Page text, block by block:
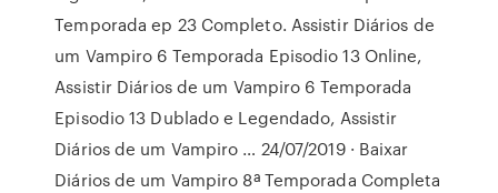
Temporada ep 23 Completo. Assistir Diários de
um Vampiro 6 Temporada Episodio 13 Online,
Assistir Diários de um Vampiro 6 Temporada
Episodio 13 Dublado e Legendado, Assistir
Diários de um Vampiro … 24/07/2019 · Baixar
Diários de um Vampiro 8ª Temporada Completa